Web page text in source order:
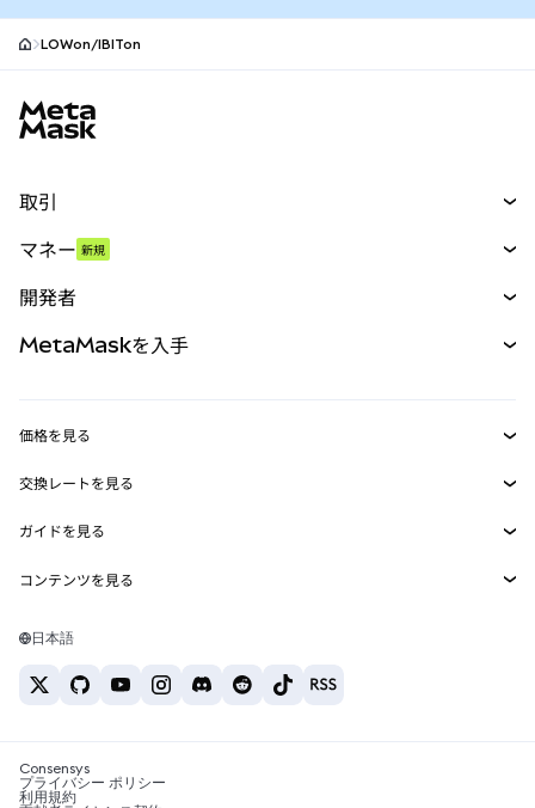
LOWon/IBITon
取引
パーペチュアル
RWA
マネー 新規
開発者
MetaMask Connect
Snaps
Web3サービス
MetaMaskを入手
セキュリティ
サポート
キャリア
お問い合わせ
価格を見る
イーサリアムの価格
Solanaの価格
Tetherの価格
交換レートを見る
ETH→USD
USDT→INR
BTC→INR
ETH→USDT
ガイドを見る
ETHの購入
USDTの購入
SHIBの購入
BNBの購入
コンテンツを見る
Solanaウォレット
税制関連ニュース
日本語
Consensys
プライバシー ポリシー
利用規約